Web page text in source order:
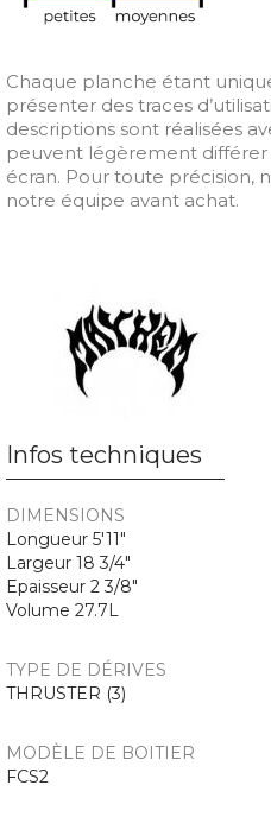
Chaque planche étant
présenter des traces
descriptions sont réalisées
peuvent légèrement différer
écran. Pour toute précision,
notre équipe avant achat.
Infos techniques
DIMENSIONS
Longueur 5'11"
Largeur 18 3/4"
Epaisseur 2 3/8"
Volume 27.7L
TYPE DE DÉRIVES
THRUSTER (3)
MODÈLE DE BOITIER
FCS2